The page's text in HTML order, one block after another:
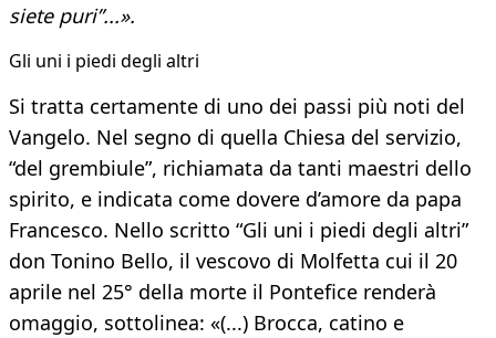
siete puri”...».
Gli uni i piedi degli altri
Si tratta certamente di uno dei passi più noti del
Vangelo. Nel segno di quella Chiesa del servizio,
“del grembiule”, richiamata da tanti maestri dello
spirito, e indicata come dovere d’amore da papa
Francesco. Nello scritto “Gli uni i piedi degli altri”
don Tonino Bello, il vescovo di Molfetta cui il 20
aprile nel 25° della morte il Pontefice renderà
omaggio, sottolinea: «(...) Brocca, catino e